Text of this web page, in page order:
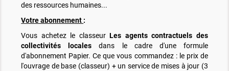
des ressources humaines...
Votre abonnement :
Vous achetez le classeurLes agents contractuels des
collectivités locales dans le cadre d'une formule
d'abonnement Papier. Ce que vous commandez : le prix de
l'ouvrage de base (classeur) + un service de mises à jour (3